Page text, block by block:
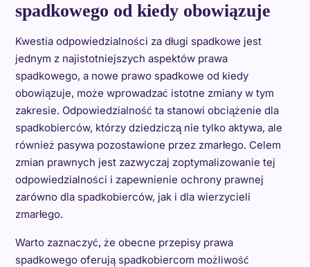
spadkowego od kiedy obowiązuje
Kwestia odpowiedzialności za długi spadkowe jest
jednym z najistotniejszych aspektów prawa
spadkowego, a nowe prawo spadkowe od kiedy
obowiązuje, może wprowadzać istotne zmiany w tym
zakresie. Odpowiedzialność ta stanowi obciążenie dla
spadkobierców, którzy dziedziczą nie tylko aktywa, ale
również pasywa pozostawione przez zmarłego. Celem
zmian prawnych jest zazwyczaj zoptymalizowanie tej
odpowiedzialności i zapewnienie ochrony prawnej
zarówno dla spadkobierców, jak i dla wierzycieli
zmarłego.
Warto zaznaczyć, że obecne przepisy prawa
spadkowego oferują spadkobiercom możliwość